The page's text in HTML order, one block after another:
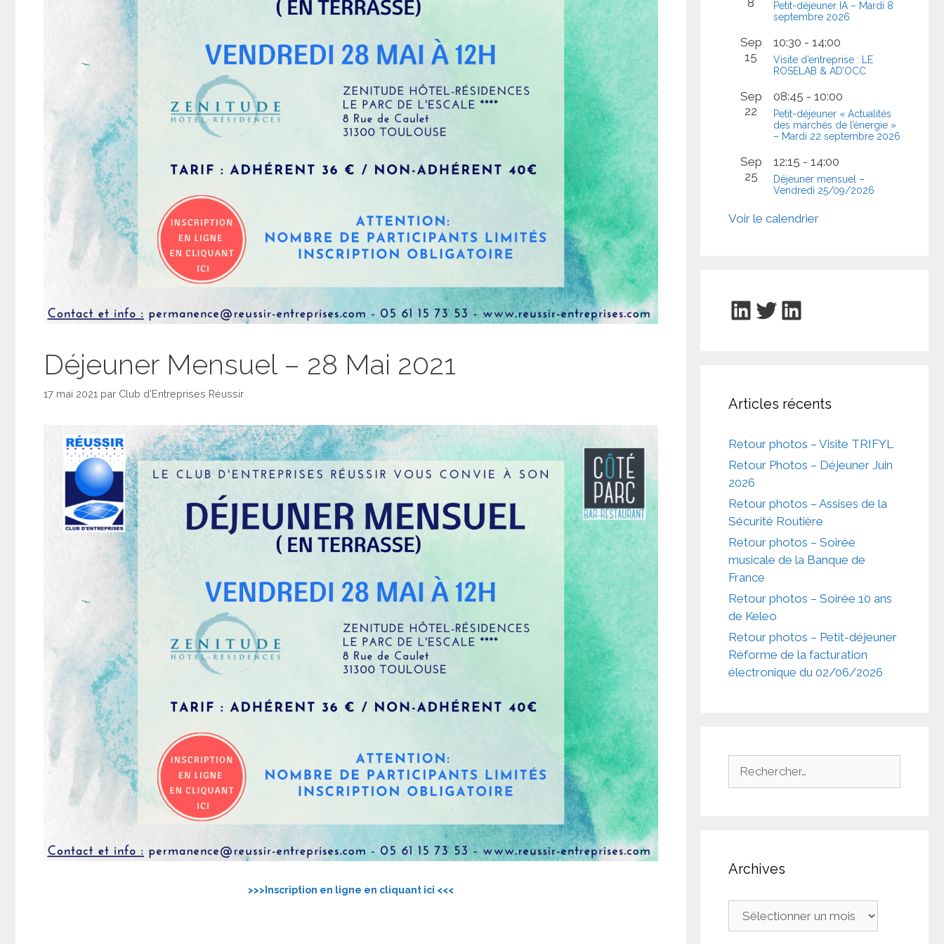
Déjeuner Mensuel – 28 Mai 2021
17 mai 2021 par Club d'Entreprises Réussir
>>>Inscription en ligne en cliquant ici <<<
8
Petit-déjeuner IA – Mardi 8
septembre 2026
Sep
15
10:30 - 14:00
Visite d’entreprise : LE
ROSELAB & AD’OCC
Sep
22
08:45 - 10:00
Petit-déjeuner « Actualités
des marchés de l’énergie »
– Mardi 22 septembre 2026
Sep
25
12:15 - 14:00
Déjeuner mensuel –
Vendredi 25/09/2026
Voir le calendrier
LinkedIn
Twitter
LinkedIn
Articles récents
Retour photos – Visite TRIFYL
Retour Photos – Déjeuner Juin
2026
Retour photos – Assises de la
Sécurité Routière
Retour photos – Soirée
musicale de la Banque de
France
Retour photos – Soirée 10 ans
de Keleo
Retour photos – Petit-déjeuner
Réforme de la facturation
électronique du 02/06/2026
Archives
Archives